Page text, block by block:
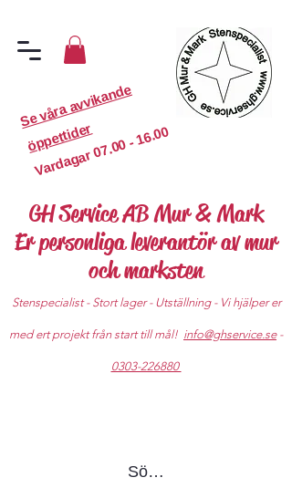
S
e
v
år
a
a
v
vi
k
a
n
d
e
ö
p
p
etti
d
er
Vardagar
07.00 - 16.00
GH Service AB Mur & Mark
Er personliga leverantör av mur
och marksten
Stenspecialist - Stort lager - Utställning - Vi hjälper er
med ert projekt från start till mål! info@ghservice.se-
0303-226880
Sök produkter